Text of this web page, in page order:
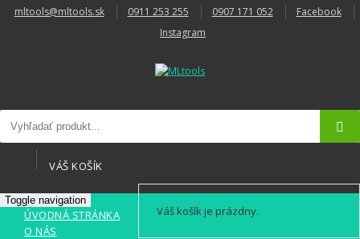
mltools@mltools.sk 0911 253 255 0907 171 052
Facebook
Instagram
VÁŠ KOŠÍK
Váš košík je prázdny.
Toggle navigation
ÚVODNÁ STRÁNKA
O NÁS